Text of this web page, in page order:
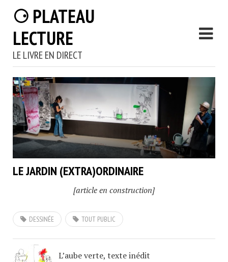
⚆ PLATEAU
LECTURE
LE LIVRE EN DIRECT
LE JARDIN (EXTRA)ORDINAIRE
[article en construction]
DESSINÉE TOUT PUBLIC
L’aube verte, texte inédit